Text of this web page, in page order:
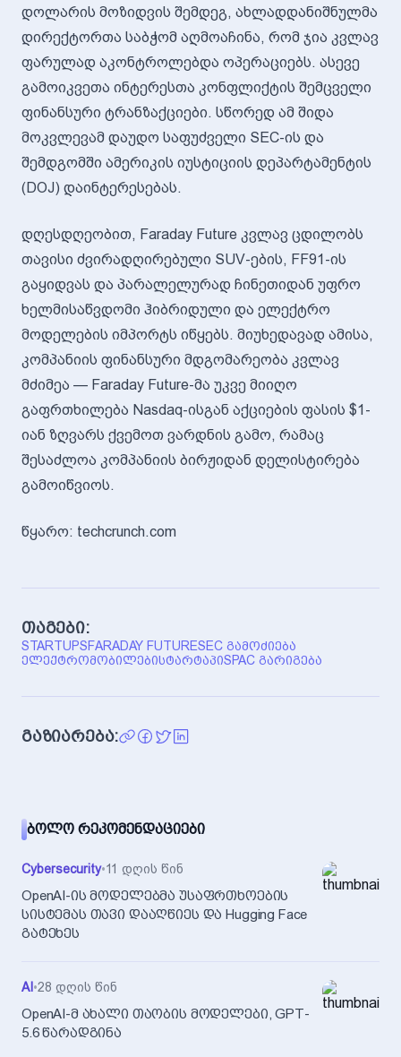
დოლარის მოზიდვის შემდეგ, ახლადდანიშნულმა
დირექტორთა საბჭომ აღმოაჩინა, რომ ჯია კვლავ
ფარულად აკონტროლებდა ოპერაციებს. ასევე
გამოიკვეთა ინტერესთა კონფლიქტის შემცველი
ფინანსური ტრანზაქციები. სწორედ ამ შიდა
მოკვლევამ დაუდო საფუძველი SEC-ის და
შემდგომში ამერიკის იუსტიციის დეპარტამენტის
(DOJ) დაინტერესებას.
დღესდღეობით, Faraday Future კვლავ ცდილობს
თავისი ძვირადღირებული SUV-ების, FF91-ის
გაყიდვას და პარალელურად ჩინეთიდან უფრო
ხელმისაწვდომი ჰიბრიდული და ელექტრო
მოდელების იმპორტს იწყებს. მიუხედავად ამისა,
კომპანიის ფინანსური მდგომარეობა კვლავ
მძიმეა — Faraday Future-მა უკვე მიიღო
გაფრთხილება Nasdaq-ისგან აქციების ფასის $1-
იან ზღვარს ქვემოთ ვარდნის გამო, რამაც
შესაძლოა კომპანიის ბირჟიდან დელისტირება
გამოიწვიოს.
წყარო: techcrunch.com
თაგები:
STARTUPSFARADAY FUTURESEC ᲒᲐᲛᲝᲫᲘᲔᲑᲐ
ᲔᲚᲔᲥᲢᲠᲝᲛᲝᲑᲘᲚᲔᲑᲘᲡᲢᲐᲠᲢᲐᲞᲘSPAC ᲒᲐᲠᲘᲒᲔᲑᲐ
გაზიარება:
ᲑᲝᲚᲝ ᲠᲔᲙᲝᲛᲔᲜᲓᲐᲪᲘᲔᲑᲘ
Cybersecurity•11 დღის წინ
OpenAI-ის მოდელებმა უსაფრთხოების
სისტემას თავი დააღწიეს და Hugging Face
გატეხეს
AI •28 დღის წინ
OpenAI-მ ახალი თაობის მოდელები, GPT-
5.6 წარადგინა